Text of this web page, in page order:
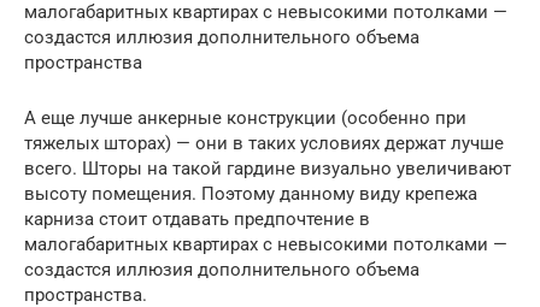
малогабаритных квартирах с невысокими потолками —
создастся иллюзия дополнительного объема
пространства
А еще лучше анкерные конструкции (особенно при
тяжелых шторах) — они в таких условиях держат лучше
всего. Шторы на такой гардине визуально увеличивают
высоту помещения. Поэтому данному виду крепежа
карниза стоит отдавать предпочтение в
малогабаритных квартирах с невысокими потолками —
создастся иллюзия дополнительного объема
пространства.